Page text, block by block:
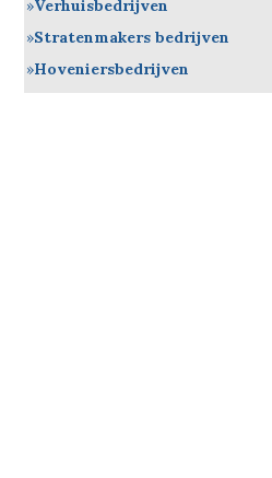
Verhuisbedrijven
Stratenmakers bedrijven
Hoveniersbedrijven